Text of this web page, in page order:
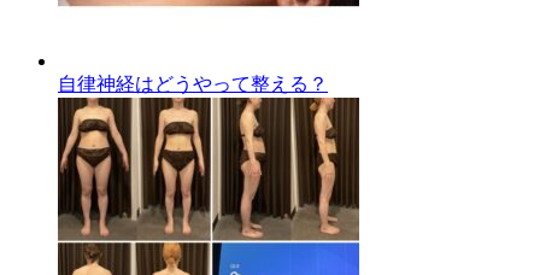
自律神経はどうやって整える？